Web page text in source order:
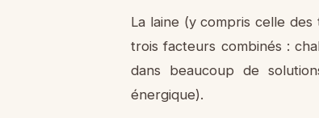
La laine (y compris celle
trois facteurs combinés :
dans beaucoup de
énergique).